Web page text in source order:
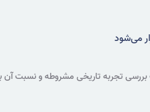
می‌شود
تجربه تاریخی مشروطه و نسبت آن